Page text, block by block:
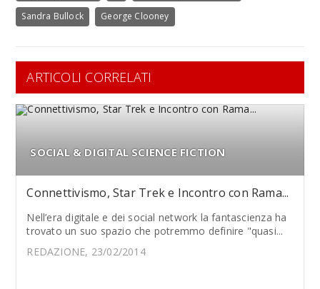
Sandra Bullock George Clooney
ARTICOLI CORRELATI
SOCIAL & DIGITAL SCIENCE FICTION
Connettivismo, Star Trek e Incontro con Rama...
Nell’era digitale e dei social network la fantascienza ha
trovato un suo spazio che potremmo definire "quasi...
REDAZIONE, 23/02/2014